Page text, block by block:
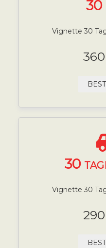
30
Vignette 30
30
Vignette 30